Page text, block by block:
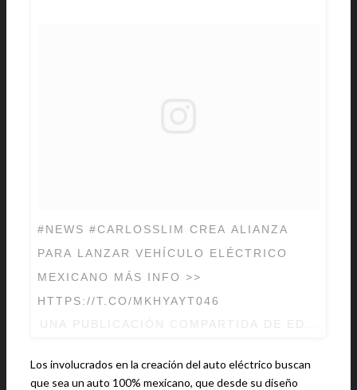
#NEWS #CARLOSSLIM CREA ALIANZA
PARA LANZAR VEHÍCULO ELÉCTRICO
MEXICANO MÁS INFO >>
HTTPS://T.CO/MKHYAYT046
Los involucrados en la creación del auto eléctrico buscan
que sea un auto 100% mexicano, que desde su diseño